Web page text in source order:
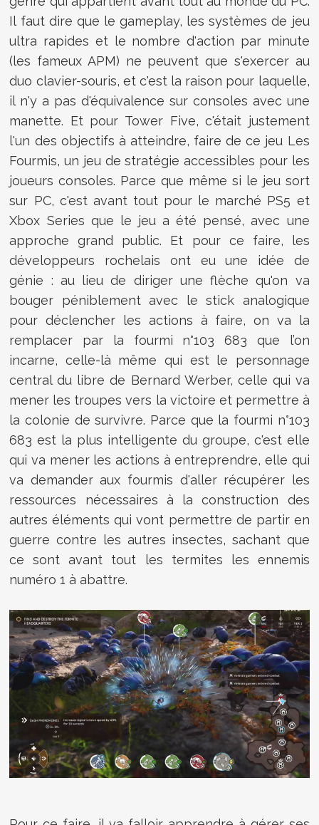
Il faut dire que le gameplay, les systèmes de jeu
ultra rapides et le nombre d'action par minute
(les fameux APM) ne peuvent que s'exercer au
duo clavier-souris, et c'est la raison pour laquelle,
il n'y a pas d'équivalence sur consoles avec une
manette. Et pour Tower Five, c'était justement
l'un des objectifs à atteindre, faire de ce jeu Les
Fourmis, un jeu de stratégie accessibles pour les
joueurs consoles. Parce que même si le jeu sort
sur PC, c'est avant tout pour le marché PS5 et
Xbox Series que le jeu a été pensé, avec une
approche grand public. Et pour ce faire, les
développeurs rochelais ont eu une idée de
génie : au lieu de diriger une flèche qu'on va
bouger péniblement avec le stick analogique
pour déclencher les actions à faire, on va la
remplacer par la fourmi n°103 683 que l’on
incarne, celle-là même qui est le personnage
central du libre de Bernard Werber, celle qui va
mener les troupes vers la victoire et permettre à
la colonie de survivre. Parce que la fourmi n°103
683 est la plus intelligente du groupe, c'est elle
qui va mener les actions à entreprendre, elle qui
va demander aux fourmis d'aller récupérer les
ressources nécessaires à la construction des
autres éléments qui vont permettre de partir en
guerre contre les autres insectes, sachant que
ce sont avant tout les termites les ennemis
numéro 1 à abattre.